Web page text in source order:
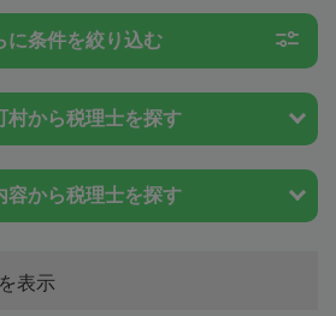
に条件を絞り込む
村から税理士を探す
容から税理士を探す
表示